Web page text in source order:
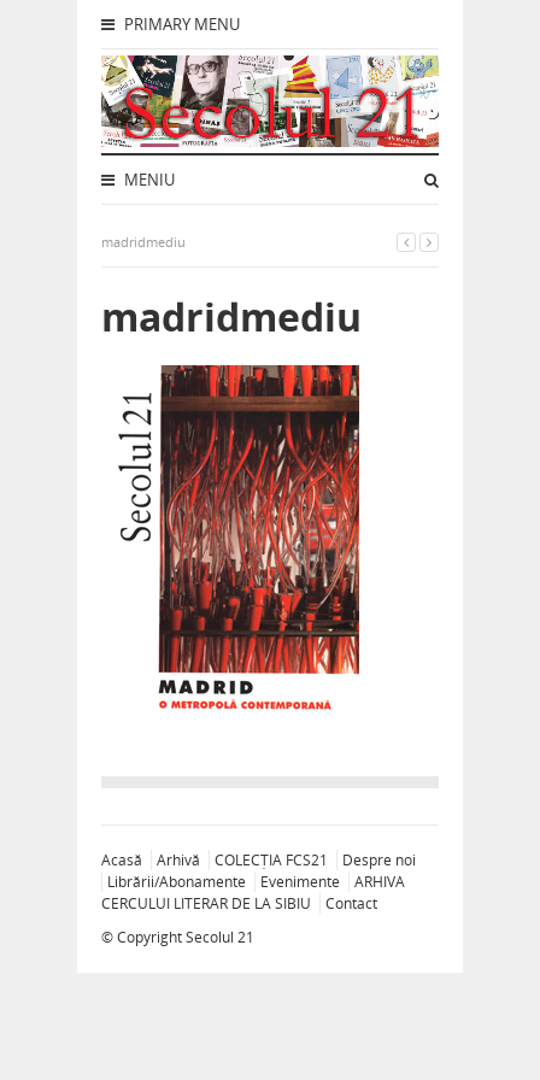
PRIMARY MENU
MENIU
madridmediu
madridmediu
Acasă Arhivă COLECȚIA FCS21
Despre noi
Librării/Abonamente
Evenimente
ARHIVA
CERCULUI LITERAR DE LA SIBIU
Contact
© CopyrightSecolul 21